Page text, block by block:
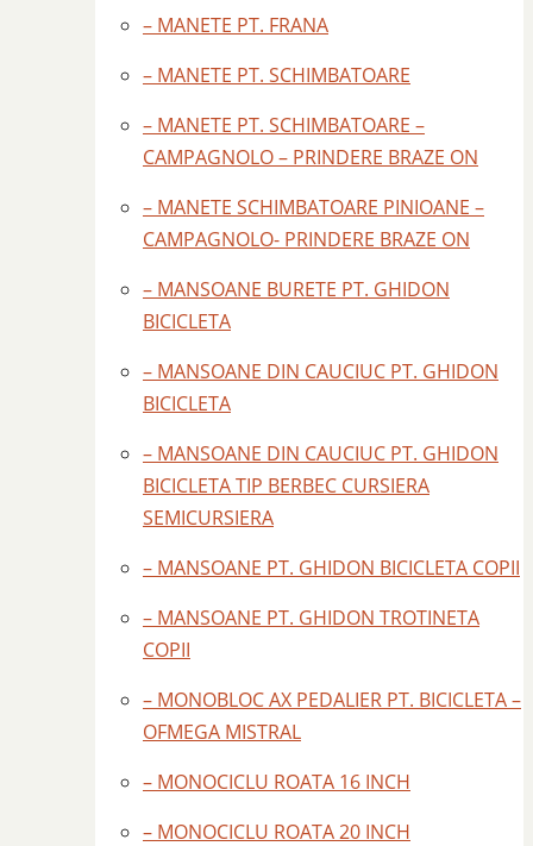
– MANETE PT. FRANA
– MANETE PT. SCHIMBATOARE
– MANETE PT. SCHIMBATOARE –
CAMPAGNOLO – PRINDERE BRAZE ON
– MANETE SCHIMBATOARE PINIOANE –
CAMPAGNOLO- PRINDERE BRAZE ON
– MANSOANE BURETE PT. GHIDON
BICICLETA
– MANSOANE DIN CAUCIUC PT. GHIDON
BICICLETA
– MANSOANE DIN CAUCIUC PT. GHIDON
BICICLETA TIP BERBEC CURSIERA
SEMICURSIERA
– MANSOANE PT. GHIDON BICICLETA COPII
– MANSOANE PT. GHIDON TROTINETA
COPII
– MONOBLOC AX PEDALIER PT. BICICLETA –
OFMEGA MISTRAL
– MONOCICLU ROATA 16 INCH
– MONOCICLU ROATA 20 INCH